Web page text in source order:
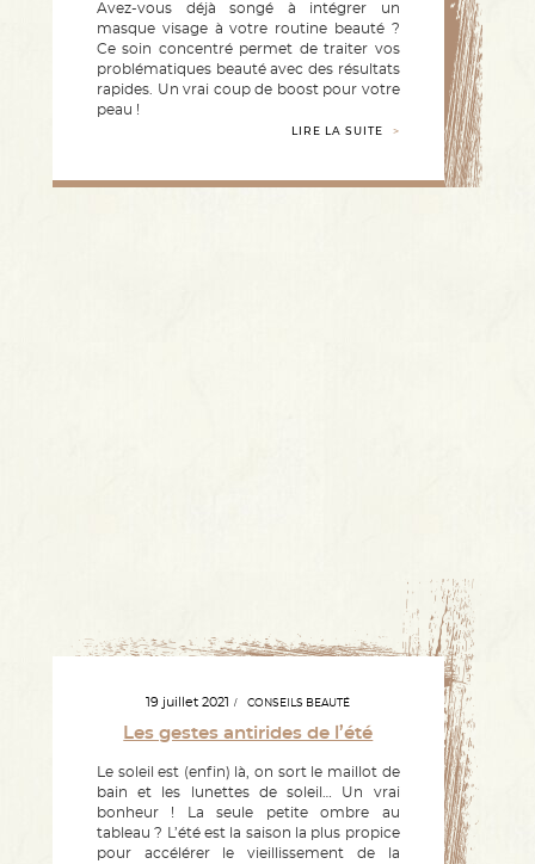
Avez-vous déjà songé à intégrer un
masque visage à votre routine beauté ?
Ce soin concentré permet de traiter vos
problématiques beauté avec des résultats
rapides. Un vrai coup de boost pour votre
peau !
LIRE LA SUITE
19 juillet 2021 CONSEILS BEAUTÉ
Les gestes antirides de l’été
Le soleil est (enfin) là, on sort le maillot de
bain et les lunettes de soleil… Un vrai
bonheur ! La seule petite ombre au
tableau ? L’été est la saison la plus propice
pour accélérer le vieillissement de la